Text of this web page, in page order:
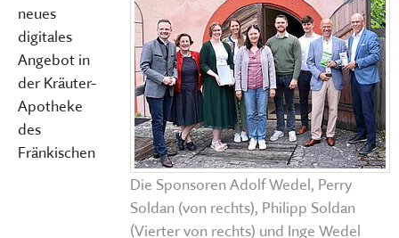
Die Sponsoren Adolf Wedel, Perry
Soldan (von rechts), Philipp Soldan
(Vierter von rechts) und Inge Wedel
neues
digitales
Angebot in
der Kräuter-
Apotheke
des
Fränkischen